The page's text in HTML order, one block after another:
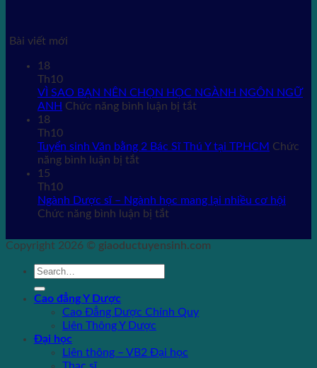
Bài viết mới
18
Th10
VÌ SAO BẠN NÊN CHỌN HỌC NGÀNH NGÔN NGỮ
ANH Chức năng bình luận bị tắt
BẠN
NGÀNH
ANH
18
Th10
Tuyển sinh Văn bằng 2 Bác Sĩ Thú Y tại TPHCM Chức
năng bình luận bị tắt
Văn
bằng
Bác
Sĩ
Thú
Y
TPHCM
15
Th10
Ngành Dược sĩ – Ngành học mang lại nhiều cơ hội
Chức năng bình luận bị tắt
Dược
sĩ
mang
lại
cơ
hội
Copyright 2026 © giaoductuyensinh.com
Cao đẳng Y Dược
Cao Đẳng Dược Chính Quy
Liên Thông Y Dược
Đại học
Liên thông – VB2 Đại học
Thạc sĩ